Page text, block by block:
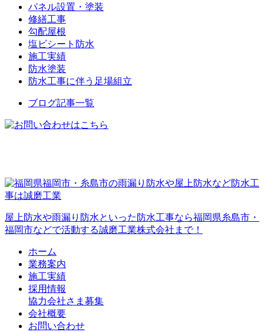
パネル設置・塗装
修繕工事
勾配屋根
塩ビシート防水
施工実績
防水塗装
防水工事に伴う足場組立
ブログ記事一覧
屋上防水や雨漏り防水といった防水工事なら福岡県糸島市・
福岡市などで活動する誠磨工業株式会社まで！
ホーム
業務案内
施工実績
採用情報
協力会社さま募集
会社概要
お問い合わせ